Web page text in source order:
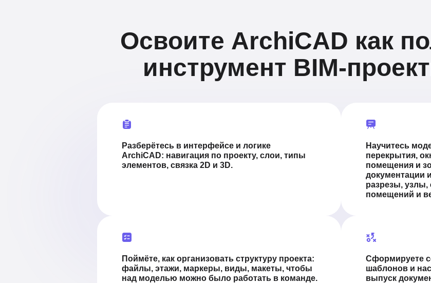
Освоите ArchiCAD как
инструмент BIM-
Разберётесь в интерфейсе и логике
ArchiCAD: навигация по проекту, слои, типы
элементов, связка 2D и 3D.
Научитесь
перекрытия,
помещения и
документации
разрезы, узлы,
помещений и
Поймёте, как организовать структуру проекта:
файлы, этажи, маркеры, виды, макеты, чтобы
над моделью можно было работать в команде.
Сформируете
шаблонов и
выпуск